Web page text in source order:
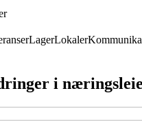
LagerLokaler
i